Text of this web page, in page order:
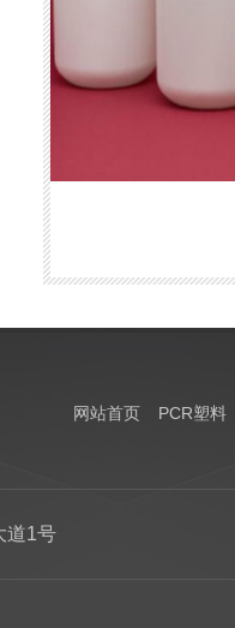
网站首页 PCR塑料
道1号